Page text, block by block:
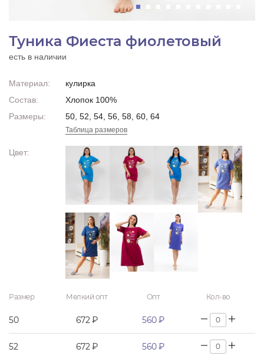
Туника Фиеста фиолетовый
есть в наличии
Материал:
кулирка
Состав:
Хлопок 100%
Размеры:
50, 52, 54, 56, 58, 60, 64
Таблица размеров
Цвет:
Размер Мелкий опт Опт Кол-во
50 672 ₽ 560 ₽
52 672 ₽ 560 ₽